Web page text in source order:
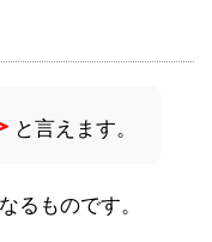
と言えます。
るものです。